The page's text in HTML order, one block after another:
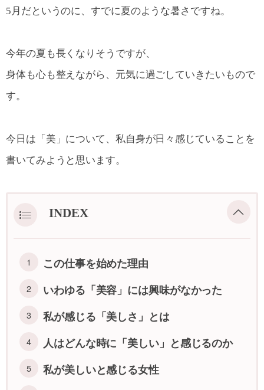
5月だというのに、すでに夏のような暑さですね。
今年の夏も長くなりそうですが、
身体も心も整えながら、元気に過ごしていきたいもので
す。
今日は「美」について、私自身が日々感じていることを
書いてみようと思います。
INDEX
この仕事を始めた理由
いわゆる「美容」には興味がなかった
私が感じる「美しさ」とは
人はどんな時に「美しい」と感じるのか
私が美しいと感じる女性